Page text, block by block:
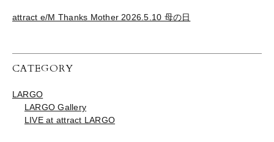
attract e/M Thanks Mother 2026.5.10 母の日
CATEGORY
LARGO
LARGO Gallery
LIVE at attract LARGO